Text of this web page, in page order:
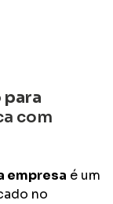
para
com
empresa é um
no